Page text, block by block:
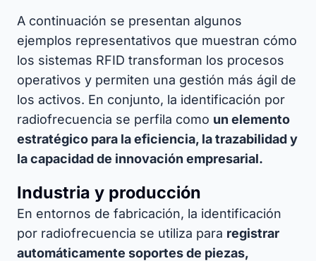
A continuación se presentan algunos
ejemplos representativos que muestran cómo
los sistemas RFID transforman los procesos
operativos y permiten una gestión más ágil de
los activos. En conjunto, la identificación por
radiofrecuencia se perfila como un elemento
estratégico para la eficiencia, la trazabilidad y
la capacidad de innovación empresarial.
Industria y producción
En entornos de fabricación, la identificación
por radiofrecuencia se utiliza para registrar
automáticamente soportes de piezas,